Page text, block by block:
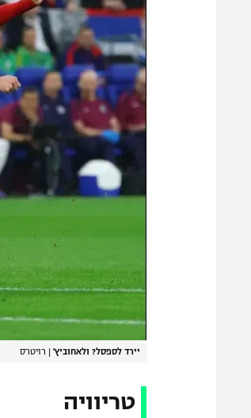
יירד לספסל? ולאחוביץ' | רויטרס
טריוויה